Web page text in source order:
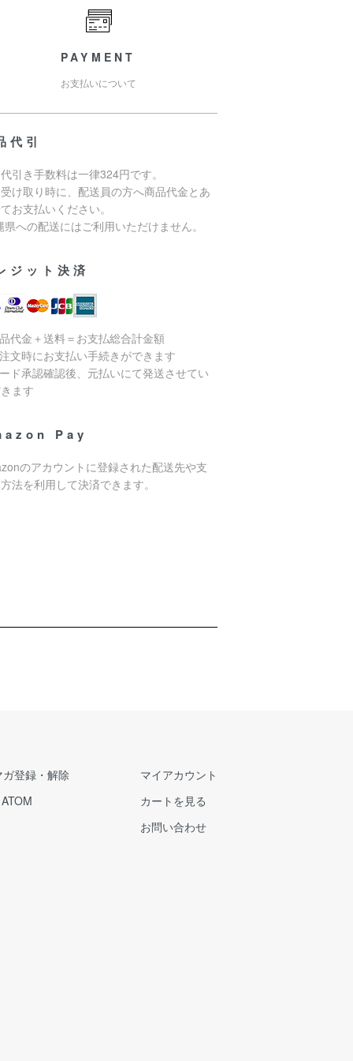
PAYMENT
お支払いについて
代引
引き手数料は一律324円です。
け取り時に、配送員の方へ商品代金とあ
お支払いください。
県への配送にはご利用いただけません。
ジット決済
代金＋送料＝お支払総合計金額
文時にお支払い手続きができます
ド承認確認後、元払いにて発送させてい
ます
Pay
のアカウントに登録された配送先や支
法を利用して決済できます。
ガ登録・解除
ATOM
マイアカウント
カートを見る
お問い合わせ